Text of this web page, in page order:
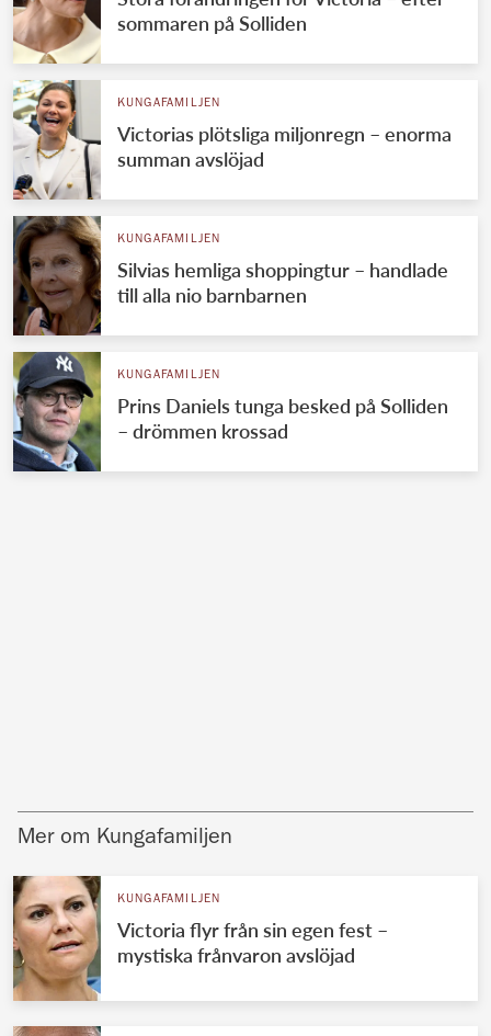
sommaren på Solliden
KUNGAFAMILJEN
Victorias plötsliga miljonregn – enorma
summan avslöjad
KUNGAFAMILJEN
Silvias hemliga shoppingtur – handlade
till alla nio barnbarnen
KUNGAFAMILJEN
Prins Daniels tunga besked på Solliden
– drömmen krossad
Mer om Kungafamiljen
KUNGAFAMILJEN
Victoria flyr från sin egen fest –
mystiska frånvaron avslöjad